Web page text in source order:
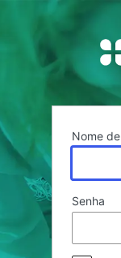
Iniciar
sessão
Nome
Senha